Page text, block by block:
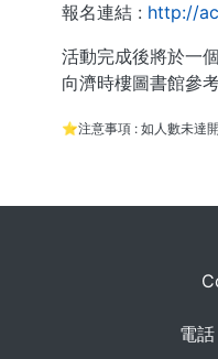
報名連結 : http://
活動完成後將於一
向濟時樓圖書館參
⭐注意事項 : 如人數未達
電